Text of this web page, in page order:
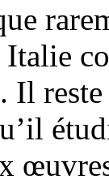
Italie
Il